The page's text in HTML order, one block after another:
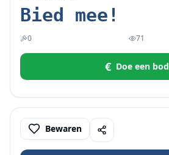
Bied mee!
0 71
€ Doe een bod
Bewaren